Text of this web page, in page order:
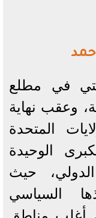
في مطلع
وعقب نهاية
المتحدة
الوحيدة
حيث
السياسي